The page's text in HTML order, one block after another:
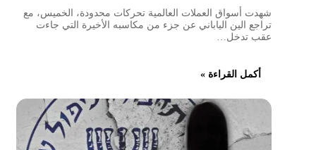
شهدت أسواق العملات العالمية تحركات محدودة، الخميس، مع
تراجع الين الياباني عن جزء من مكاسبه الأخيرة التي جاءت
عقب تدخل…
أكمل القراءة »